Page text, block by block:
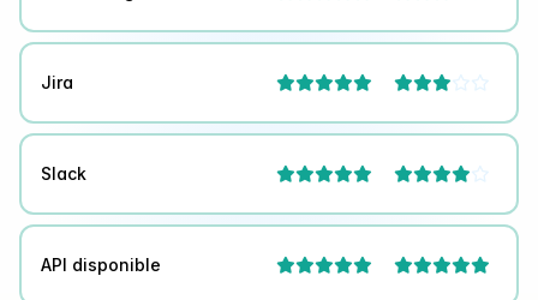
Jira  
Slack  
API disponible  